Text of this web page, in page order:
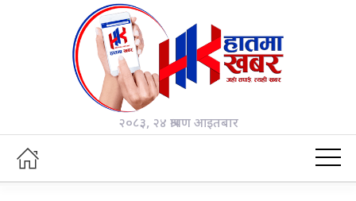
२०८३, २४ श्रावण आइतबार